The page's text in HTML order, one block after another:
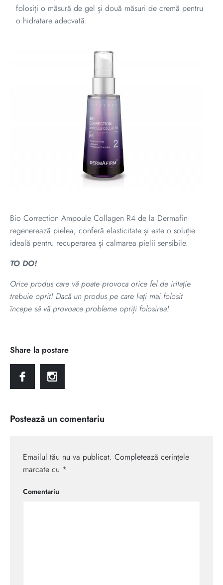
folosiți o măsură de gel și două măsuri de cremă pentru
o hidratare adecvată.
Bio Correction Ampoule Collagen R4 de la Dermafin
regenerează pielea, conferă elasticitate și este o soluție
ideală pentru recuperarea și calmarea pielii sensibile.
TO DO!
Orice produs care vă poate provoca orice fel de iritație
trebuie oprit! Dacă un produs pe care l-ați mai folosit
începe să vă provoace probleme opriți folosirea!
Share la postare
Postează un comentariu
Emailul tău nu va publicat. Completează cerințele
marcate cu *
Comentariu